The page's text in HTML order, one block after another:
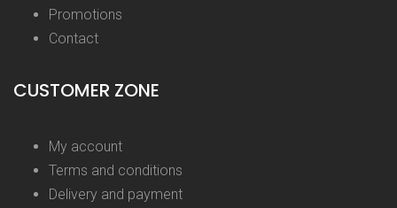
Promotions
Contact
CUSTOMER ZONE
My account
Terms and conditions
Delivery and payment